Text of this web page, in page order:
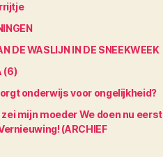
DE WASLIJN IN DE SNEEKWEEK
(6)
onderwijs voor ongelijkheid?
mijn moeder We doen nu eerst
(ARCHIEF